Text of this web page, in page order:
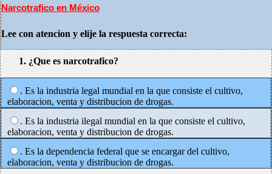
Narcotrafico en México
Lee con atencion y elije la respuesta correcta:
1. ¿Que es narcotrafico?
. Es la industria legal mundial en la que consiste el cultivo,
elaboracion, venta y distribucion de drogas.
. Es la industria ilegal mundial en la que consiste el cultivo,
elaboracion, venta y distribucion de drogas.
. Es la dependencia federal que se encargar del cultivo,
elaboracion, venta y distribucion de drogas.